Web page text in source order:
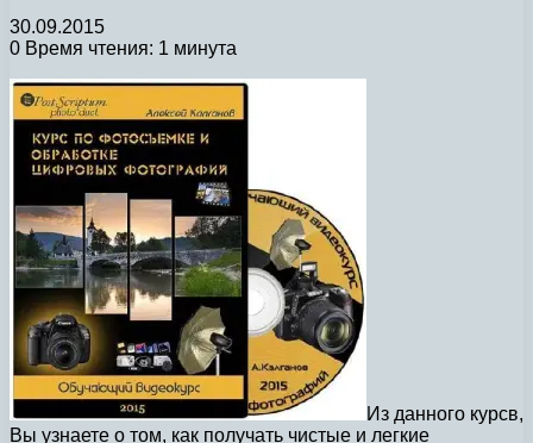
30.09.2015
0 Время чтения: 1 минута
Из данного курсв,
Вы узнаете о том, как получать чистые и легкие